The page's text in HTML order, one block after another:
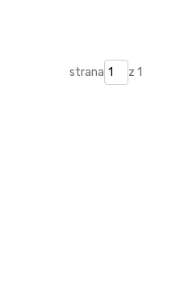
strana z 1